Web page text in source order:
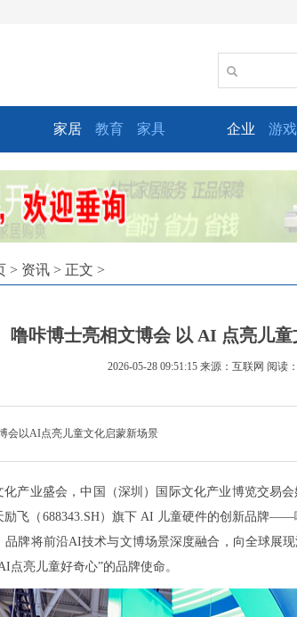
家居 教育 家具 企业 游戏
> 资讯 > 正文 >
噜咔博士亮相文博会 以 AI 点亮儿
2026-05-28 09:51:15 来源：互联网 阅读
会以AI点亮儿童文化启蒙新场景
业盛会，中国（深圳）国际文化产业博览交易会
飞（688343.SH）旗下 AI 儿童硬件的创新品牌——
品牌将前沿AI技术与文博场景深度融合，向全球展
点亮儿童好奇心”的品牌使命。